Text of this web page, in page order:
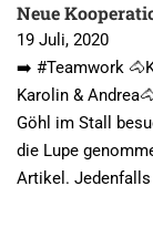
Neue
19 Juli, 2020
➡️ #Teamwork
Karolin &
Göhl im Stall
die Lupe
Artikel.